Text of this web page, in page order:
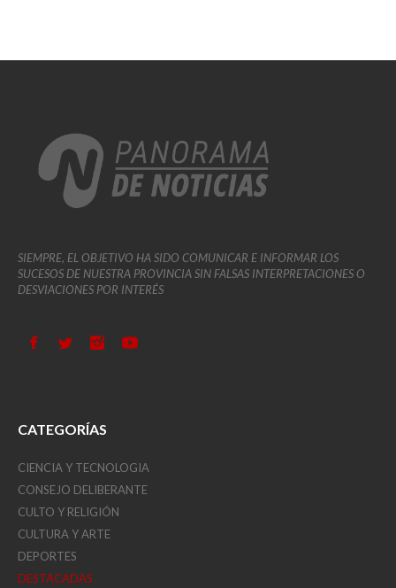
SIEMPRE, EL OBJETIVO HA SIDO COMUNICAR E INFORMAR LOS
SUCESOS DE NUESTRA PROVINCIA SIN FALSAS INTERPRETACIONES O
DESVIACIONES POR INTERÉS
CATEGORÍAS
CIENCIA Y TECNOLOGIA
CONSEJO DELIBERANTE
CULTO Y RELIGIÓN
CULTURA Y ARTE
DEPORTES
DESTACADAS